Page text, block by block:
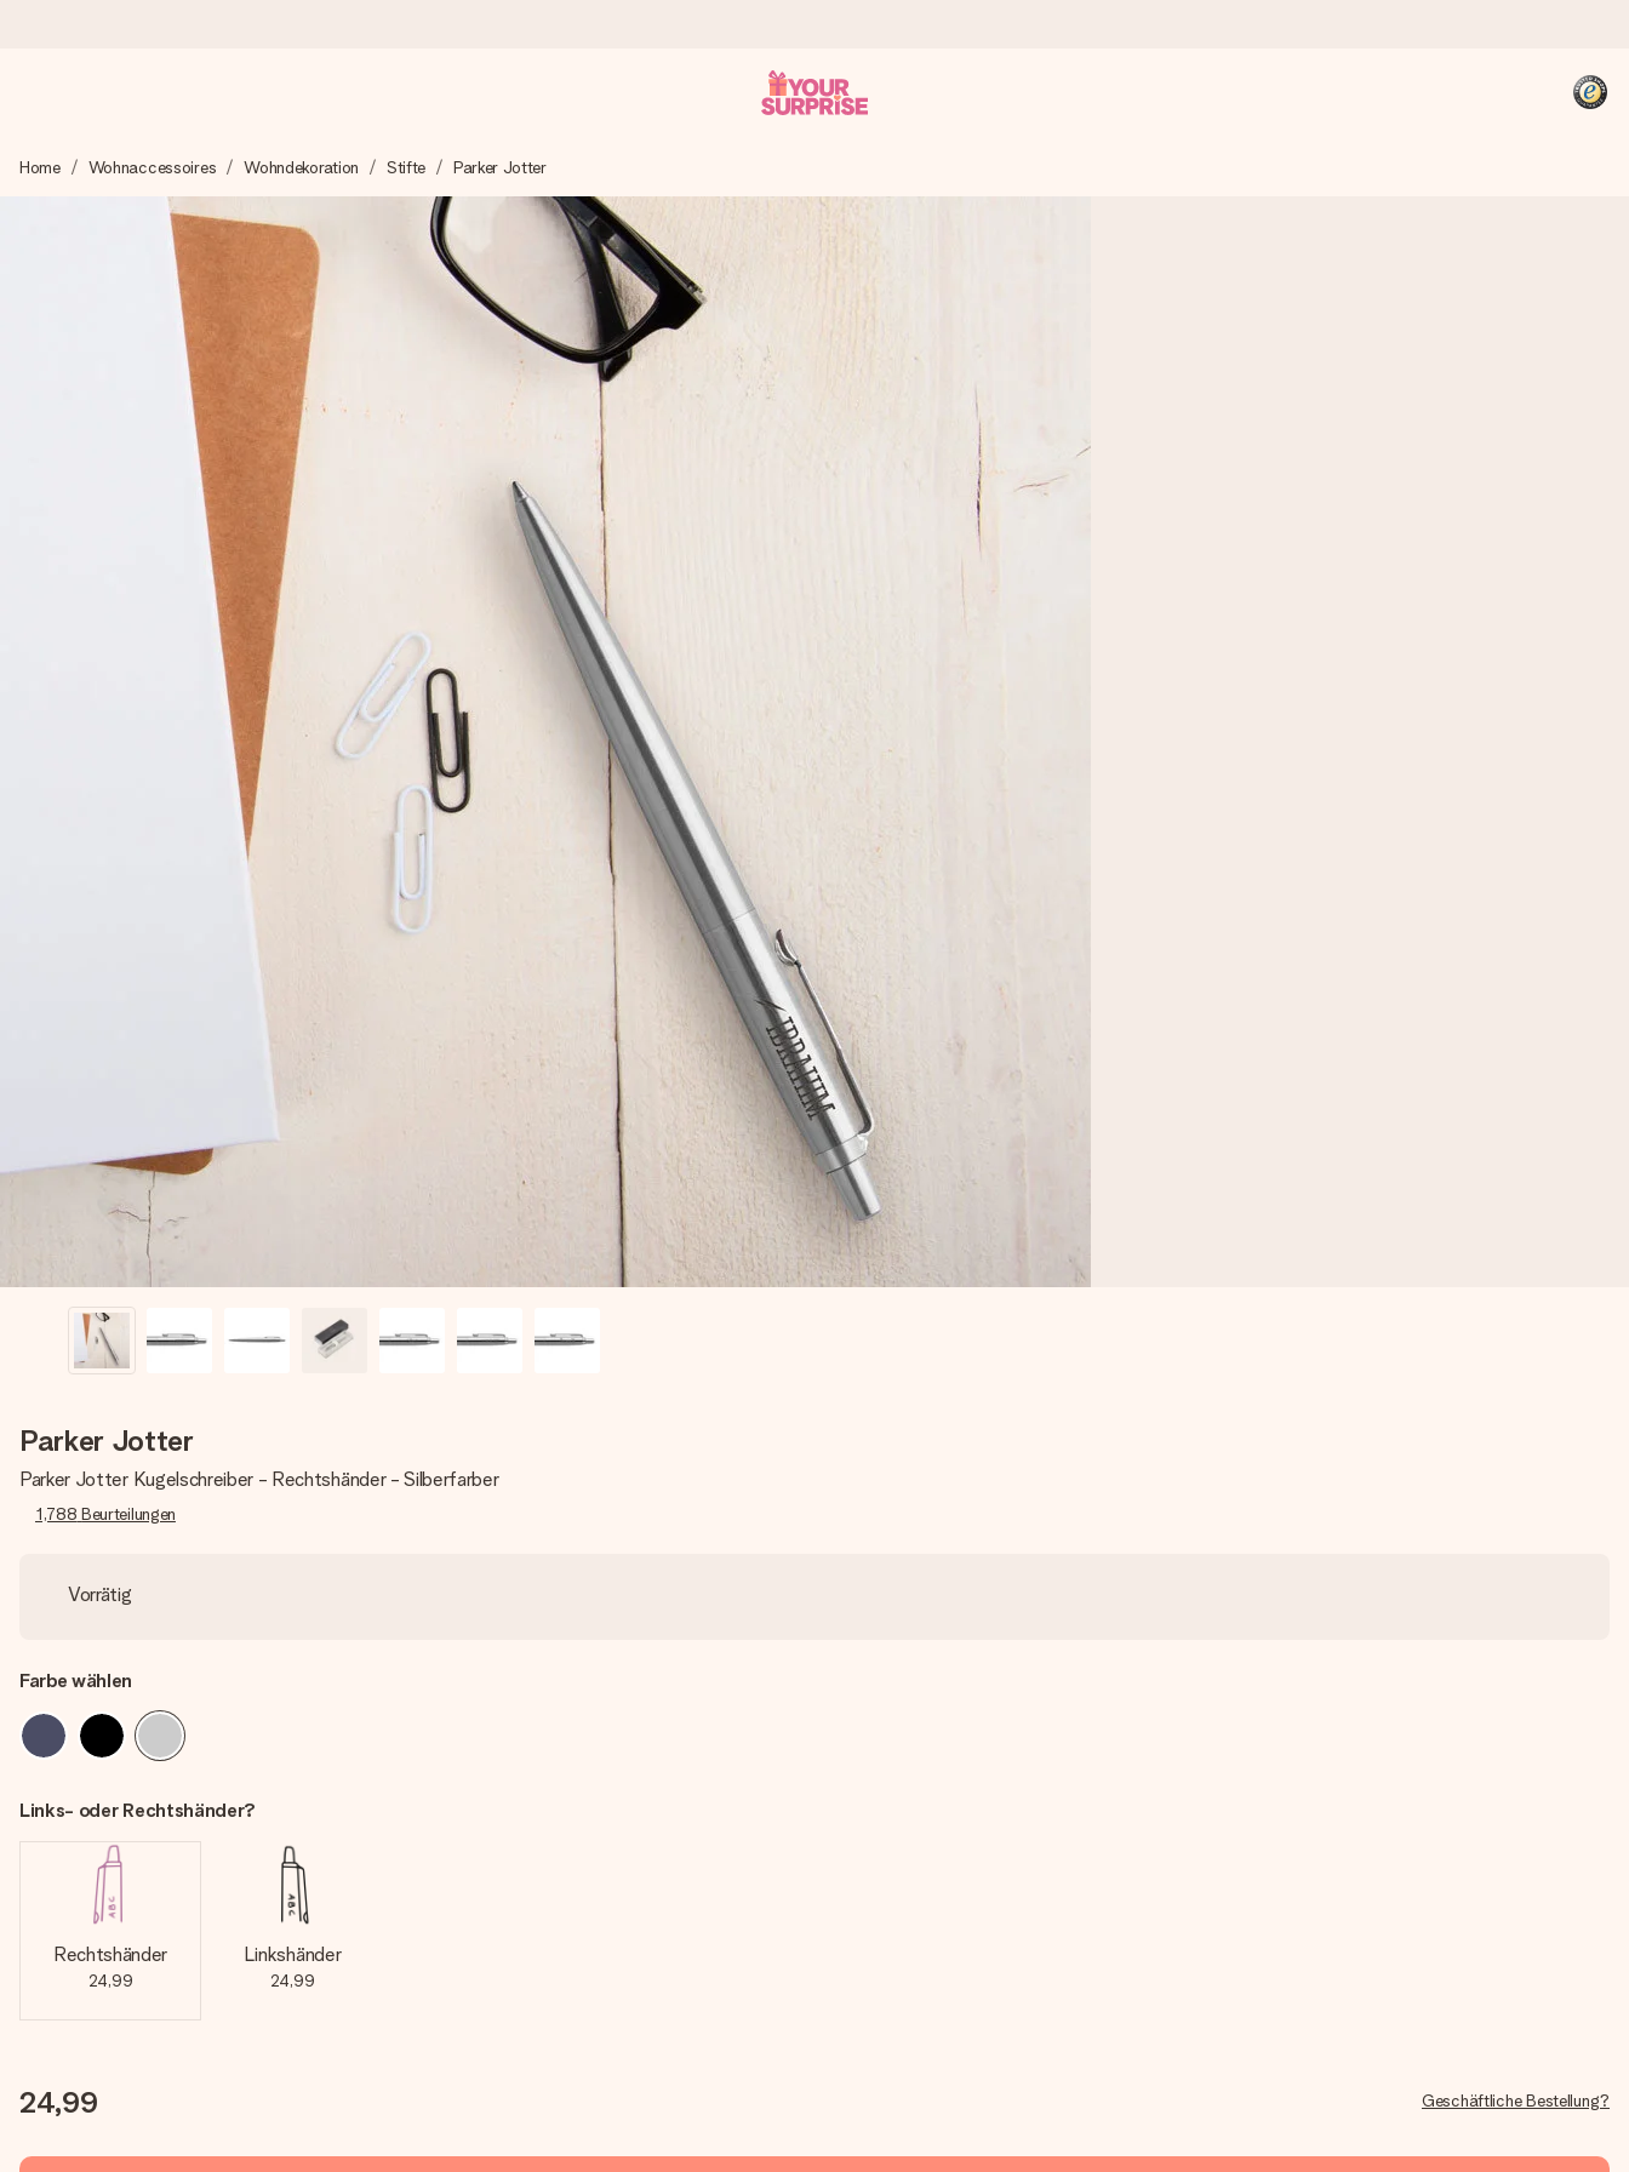
Wir bereiten dein Geschenk sorgfältig vor und schicken es blitzschnell – damit du es genau zum richtigen Zeitpunkt überreichen kannst, wenn es am meisten
4,8 (basierend auf +15.000 Bewertungen)
Unsere Geschenke begeistern. Kunden bewerten uns mit 4,8 bei Google Reviews (Gesamtergebnis aller Länder, in die wir versenden).
+49 39292 929695
Montag - Freitag : 8:30 - 17:00 Uhr
Samstag - Sonntag : 8:30 - 13:00 Uhr
Home Wohnaccessoires Wohndekoration Stifte Parker Jotter
Parker Jotter
Parker Jotter Kugelschreiber - Rechtshänder - Silberfarber
1,788 Beurteilungen
Vorrätig
Farbe wählen
Links- oder Rechtshänder?
Rechtshänder
24,99
Linkshänder
24,99
24,99 Geschäftliche Bestellung?